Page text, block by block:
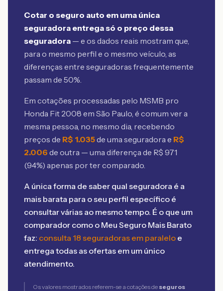
Cotar o seguro auto em uma única
seguradora entrega só o preço dessa
seguradora — e os dados reais mostram que,
para o mesmo perfil e o mesmo veículo, as
diferenças entre seguradoras frequentemente
passam de 50%.
Em cotações processadas pelo MSMB pro
Honda Fit 2008 em São Paulo, é comum ver a
mesma pessoa, no mesmo dia, recebendo
preços de R$ 1.035de uma seguradora e R$
2.006 de outra — uma diferença de R$ 971
(94%) apenas por ter comparado.
A única forma de saber qual seguradora é a
mais barata para o seu perfil específico é
consultar várias ao mesmo tempo. É o que um
comparador como o Meu Seguro Mais Barato
faz: consulta 18 seguradoras em paralelo e
entrega todas as ofertas em um único
atendimento.
Os valores mostrados referem-se a cotações de seguros